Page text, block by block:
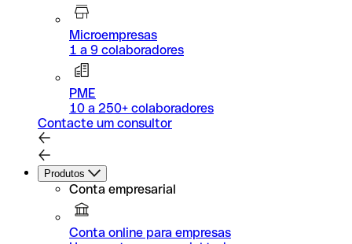
Microempresas
1 a 9 colaboradores
PME
10 a 250+ colaboradores
Contacte um consultor
Produtos
Conta empresarial
Conta online para empresas